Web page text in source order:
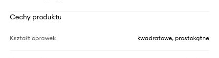
Cechy produktu
Kształt oprawek kwadratowe, prostokątne